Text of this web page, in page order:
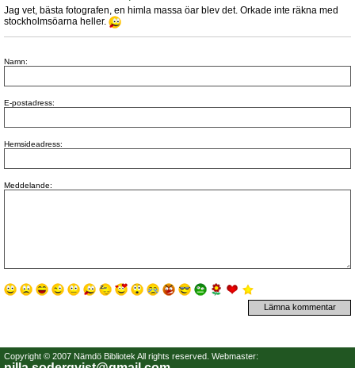
Jag vet, bästa fotografen, en himla massa öar blev det. Orkade inte räkna med
stockholmsöarna heller.
Namn:
E-postadress:
Hemsideadress:
Meddelande:
Copyright © 2007 Nämdö Bibliotek All rights reserved. Webmaster: